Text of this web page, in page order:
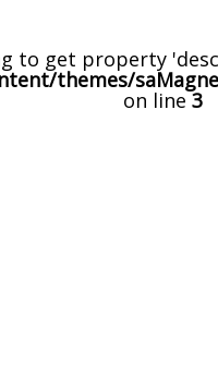
to get property
themes/
on line3